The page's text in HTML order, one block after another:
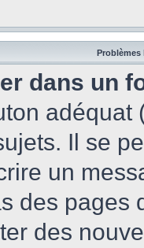
Problèmes
dans un
Il se
un
des pages
des